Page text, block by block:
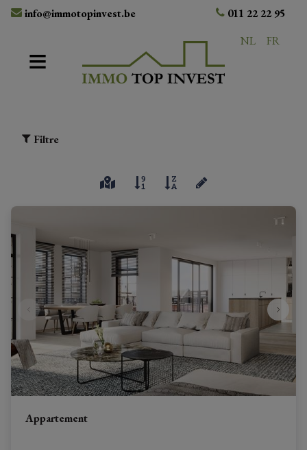
info@immotopinvest.be
011 22 22 95
NL
FR
Filtre
Appartement